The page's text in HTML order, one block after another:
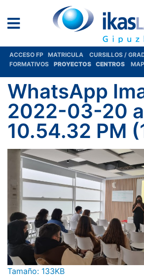
ACCESO FP MATRICULA CURSILLOS /
FORMATIVOS
PROYECTOS CENTROS
WhatsApp
2022-03-20
10.54.32 PM
Haga clic aquí para ver la imagen a
Tamaño: 133KB